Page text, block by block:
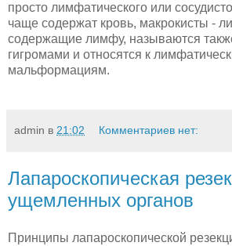
просто лимфатического или
чаще содержат кровь, макрокисты -
содержащие лимфу, называются
гигромами и относятся к
мальформациям.
admin в 21:02 Комментариев нет:
Лапароскопическая
ущемленных органов
Принципы лапароскопической